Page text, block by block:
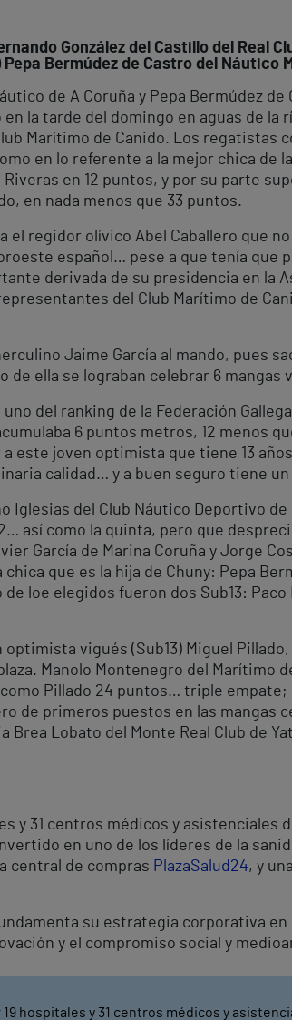
González del Castillo del Real
Bermúdez de Castro del Náutico
de A Coruña y Pepa Bermúdez
la tarde del domingo en aguas de la
Marítimo de Canido. Los regatistas
en lo referente a la mejor chica de
en 12 puntos, y por su parte
en nada menos que 33 puntos.
el regidor olívico Abel Caballero que
español… pese a que tenía que
derivada de su presidencia en la
del Club Marítimo de
Jaime García al mando, pues
de ella se lograban celebrar 6 mangas
del ranking de la Federación
6 puntos metros, 12 menos
este joven optimista que tiene 13
calidad… y a buen seguro tiene
Iglesias del Club Náutico Deportivo
así como la quinta, pero que
García de Marina Coruña y Jorge
que es la hija de Chuny: Pepa
loe elegidos fueron dos Sub13:
vigués (Sub13) Miguel
Manolo Montenegro del Marítimo
Pillado 24 puntos… triple empate;
de primeros puestos en las mangas
Brea Lobato del Monte Real Club de
y 31 centros médicos y asistenciales
en uno de los líderes de la
central de compras PlazaSalud24, y
su estrategia corporativa
y el compromiso social y
hospitales y 31 centros médicos y